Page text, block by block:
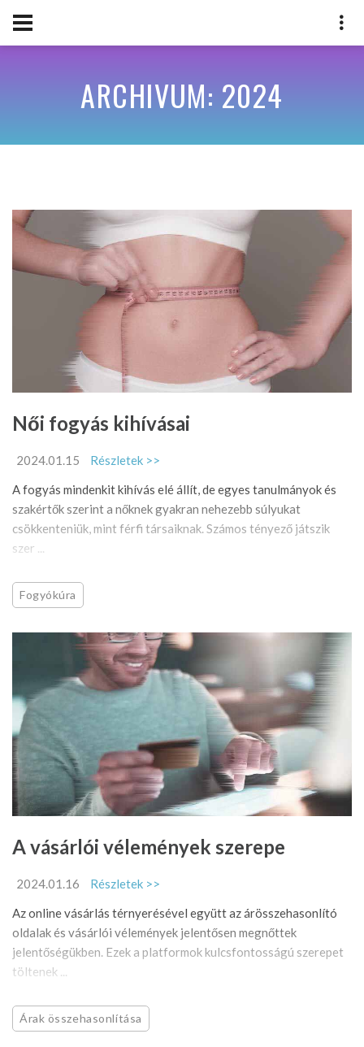
ARCHIVUM: 2024
Női fogyás kihívásai
2024.01.15
Részletek >>
A fogyás mindenkit kihívás elé állít, de egyes tanulmányok és
szakértők szerint a nőknek gyakran nehezebb súlyukat
csökkenteniük, mint férfi társaiknak. Számos tényező játszik
szer ...
Fogyókúra
A vásárlói vélemények szerepe
2024.01.16
Részletek >>
Az online vásárlás térnyerésével együtt az árösszehasonlító
oldalak és vásárlói vélemények jelentősen megnőttek
jelentőségükben. Ezek a platformok kulcsfontosságú szerepet
töltenek ...
Árak összehasonlítása